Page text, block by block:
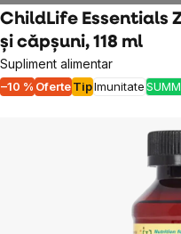
ChildLife Essentials
și căpșuni, 118 ml
Supliment alimentar
–10 % OferteTipImunitate